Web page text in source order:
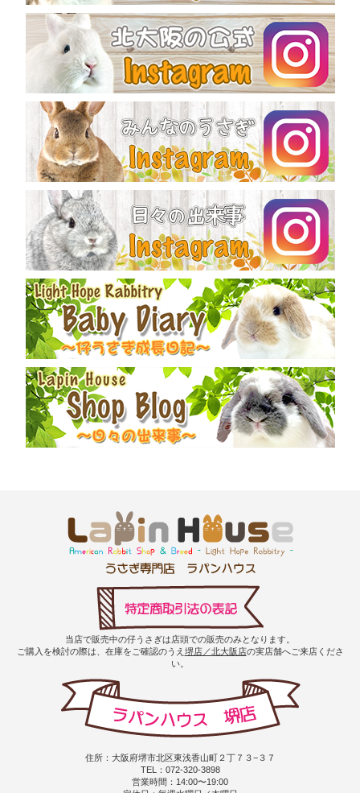
当店で販売中の仔うさぎは店頭での販売のみとなります。
ご購入を検討の際は、在庫をご確認のうえ 堺店／北大阪店の実店舗へご来店くださ
い。
住所：大阪府堺市北区東浅香山町２丁７３−３７
TEL：072-320-3898
営業時間：14:00〜19:00